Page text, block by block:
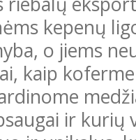
kepenų
o jiems
kaip
ir kurių